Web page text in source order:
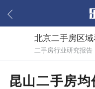
二手房行业研究报告
昆山二手房